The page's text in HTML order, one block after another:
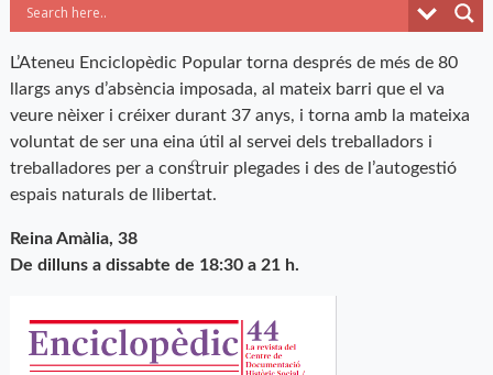
L’Ateneu Enciclopèdic Popular torna després de més de 80
llargs anys d’absència imposada, al mateix barri que el va
veure nèixer i créixer durant 37 anys, i torna amb la mateixa
voluntat de ser una eina útil al servei dels treballadors i
treballadores per a construir plegades i des de l’autogestió
espais naturals de llibertat.
Reina Amàlia, 38
De dilluns a dissabte de 18:30 a 21 h.